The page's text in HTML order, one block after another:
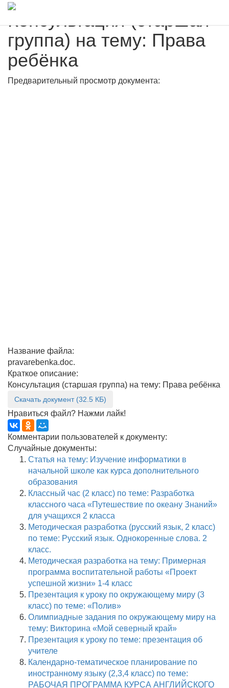
Консультация (старшая
группа) на тему: Права
ребёнка
Предварительный просмотр документа:
Название файла:
pravarebenka.doc.
Краткое описание:
Консультация (старшая группа) на тему: Права ребёнка
Скачать документ (32.5 КБ)
Нравиться файл? Нажми лайк!
Комментарии пользователей к документу:
Случайные документы:
Статья на тему: Изучение информатики в
начальной школе как курса дополнительного
образования
Классный час (2 класс) по теме: Разработка
классного часа «Путешествие по океану Знаний»
для учащихся 2 класса
Методическая разработка (русский язык, 2 класс)
по теме: Русский язык. Однокоренные слова. 2
класс.
Методическая разработка на тему: Примерная
программа воспитательной работы «Проект
успешной жизни» 1-4 класс
Презентация к уроку по окружающему миру (3
класс) по теме: «Полив»
Олимпиадные задания по окружающему миру на
тему: Викторина «Мой северный край»
Презентация к уроку по теме: презентация об
учителе
Календарно-тематическое планирование по
иностранному языку (2,3,4 класс) по теме:
РАБОЧАЯ ПРОГРАММА КУРСА АНГЛИЙСКОГО